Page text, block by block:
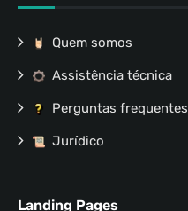
Quem somos
Assistência técnica
Perguntas frequentes
Jurídico
Landing Pages